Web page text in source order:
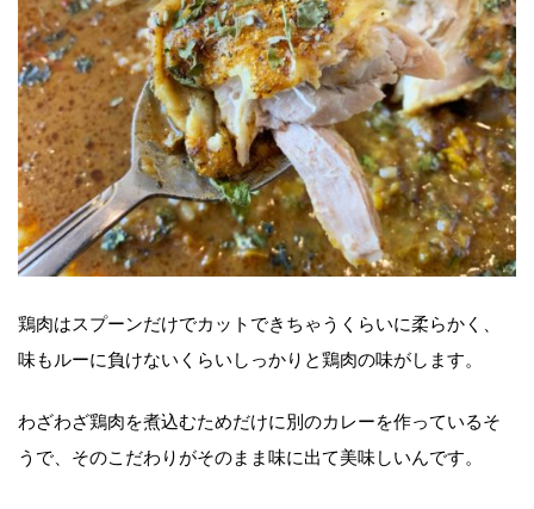
鶏肉はスプーンだけでカットできちゃうくらいに柔らかく、
味もルーに負けないくらいしっかりと鶏肉の味がします。
わざわざ鶏肉を煮込むためだけに別のカレーを作っているそ
うで、そのこだわりがそのまま味に出て美味しいんです。